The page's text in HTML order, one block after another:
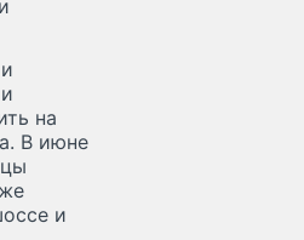
на
В июне
и